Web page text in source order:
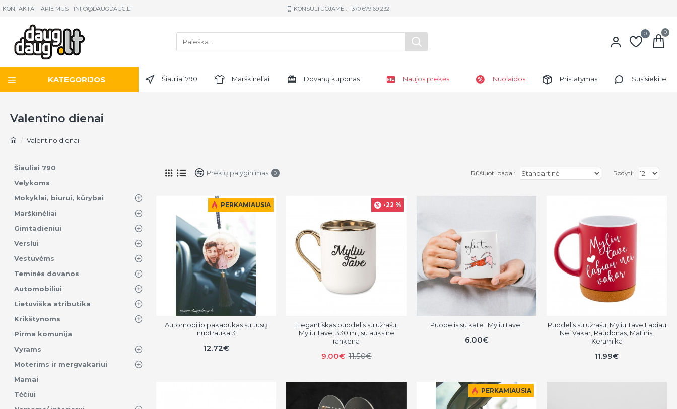
KONTAKTAI APIE MUS INFO@DAUGDAUG.LT KONSULTUOJAME : +370 679 69 232
0 0
KATEGORIJOS Šiauliai 790 Marškinėliai Dovanų kuponas Naujos prekės Nuolaidos Pristatymas Susisiekite
Valentino dienai
Valentino dienai
Šiauliai 790
Velykoms
Mokyklai, biurui, kūrybai
Marškinėliai
Gimtadieniui
Verslui
Vestuvėms
Teminės dovanos
Automobiliui
Lietuviška atributika
Krikštynoms
Pirma komunija
Vyrams
Moterims ir mergvakariui
Mamai
Tėčiui
Prekių palyginimas 0 Rūšiuoti pagal: Rodyti:
PERKAMIAUSIA
Automobilio pakabukas su Jūsų
nuotrauka 3
12.72€
-22 %
Elegantiškas puodelis su užrašu,
Myliu Tave, 330 ml, su auksine
rankena
9.00€ 11.50€
Puodelis su kate "Myliu tave"
6.00€
Puodelis su užrašu, Myliu Tave Labiau
Nei Vakar, Raudonas, Matinis,
Keramika
11.99€
PERKAMIAUSIA